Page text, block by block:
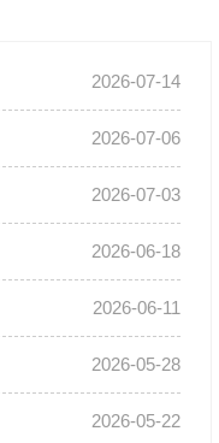
2026-07-14
2026-07-06
2026-07-03
2026-06-18
2026-06-11
2026-05-28
2026-05-22